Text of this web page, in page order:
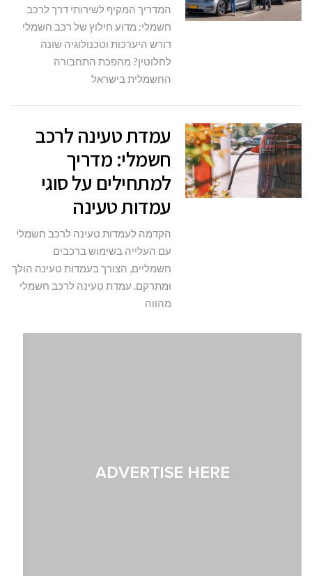
המדריך המקיף לשירותי דרך לרכב
חשמלי: מדוע חילוץ של רכב חשמלי
דורש היערכות וטכנולוגיה שונה
לחלוטין? מהפכת התחבורה
החשמלית בישראל
עמדת טעינה לרכב
חשמלי: מדריך
למתחילים על סוגי
עמדות טעינה
הקדמה לעמדות טעינה לרכב חשמלי
עם העלייה בשימוש ברכבים
חשמליים, הצורך בעמדות טעינה הולך
ומתרקם. עמדת טעינה לרכב חשמלי
מהווה